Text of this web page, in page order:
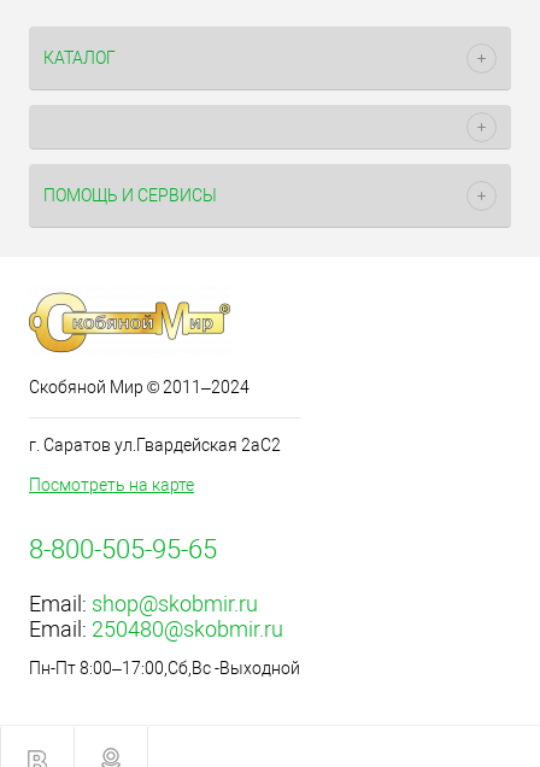
КАТАЛОГ
ПОМОЩЬ И СЕРВИСЫ
Скобяной Мир © 2011–2024
г. Саратов ул.Гвардейская 2аС2
Посмотреть на карте
8-800-505-95-65
Email: shop@skobmir.ru
Email: 250480@skobmir.ru
Пн-Пт 8:00–17:00,Сб,Вс -Выходной